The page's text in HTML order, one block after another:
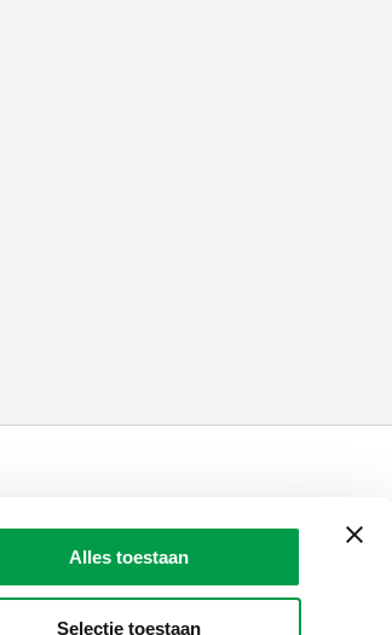
Alles toestaan
Selectie toestaan